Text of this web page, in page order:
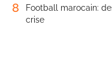
8
Football marocain:
crise